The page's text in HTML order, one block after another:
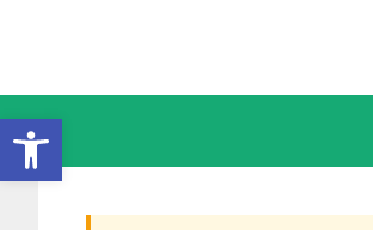
Abrir barra de herramientas